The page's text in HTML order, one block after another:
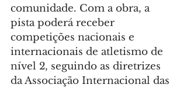
comunidade. Com a obra, a
pista poderá receber
competições nacionais e
internacionais de atletismo de
nível 2, seguindo as diretrizes
da Associação Internacional das